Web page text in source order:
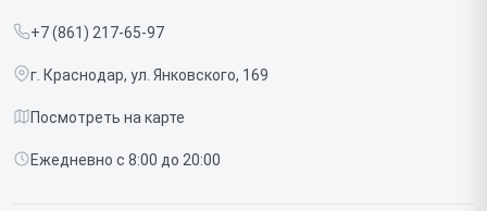
Срочный ремонт
Доставка и способы оплаты
Диагностика
Контакты
+7 (861) 217-65-97
г. Краснодар, ул. Янковского, 169
Посмотреть на карте
Ежедневно с 8:00 до 20:00